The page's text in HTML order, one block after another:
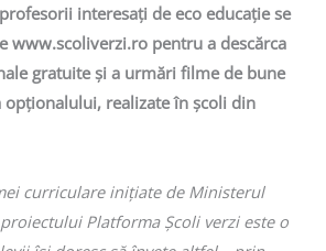
interesați de eco educație se
www.scoliverzi.ro pentru a descărca
gratuite și a urmări filme de bune
opționalului, realizate în școli din
curriculare inițiate de Ministerul
Platforma Școli verzi este o